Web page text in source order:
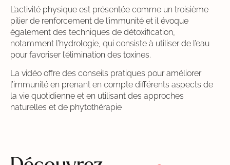
L’activité physique est présentée comme un troisième
pilier de renforcement de l’immunité et il évoque
également des techniques de détoxification,
notamment l’hydrologie, qui consiste à utiliser de l’eau
pour favoriser l’élimination des toxines.
La vidéo offre des conseils pratiques pour améliorer
l’immunité en prenant en compte différents aspects de
la vie quotidienne et en utilisant des approches
naturelles et de phytothérapie